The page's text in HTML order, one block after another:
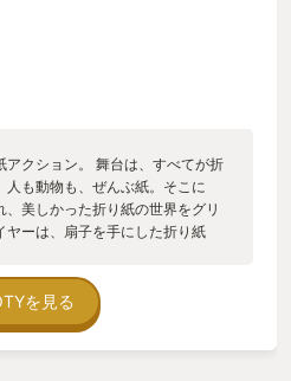
クション。 舞台は、すべてが折
人も動物も、ぜんぶ紙。そこに
、美しかった折り紙の世界をグリ
ヤーは、扇子を手にした折り紙
す。 私がこのゲームをオススメす
しさ」と「素敵な世界観」です。
動物の折り紙に変形することがで
を見る